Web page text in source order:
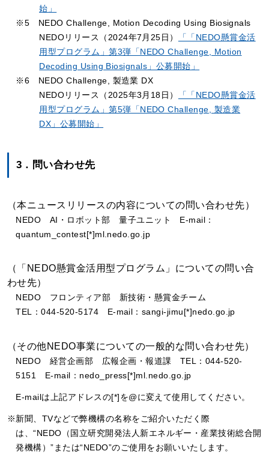
始」
※5 NEDO Challenge, Motion Decoding Using Biosignals
NEDOリリース（2024年7月25日）
「「NEDO懸賞金活
用型プログラム」第3弾「NEDO Challenge, Motion
Decoding Using Biosignals」公募開始」
※6 NEDO Challenge, 製造業 DX
NEDOリリース（2025年3月18日）
「「NEDO懸賞金活
用型プログラム」第5弾「NEDO Challenge, 製造業
DX」公募開始」
3．問い合わせ先
（本ニュースリリースの内容についての問い合わせ先）
NEDO AI・ロボット部 量子ユニット E-mail：
quantum_contest[*]ml.nedo.go.jp
（「NEDO懸賞金活用型プログラム」についての問い合
わせ先）
NEDO フロンティア部 新技術・懸賞金チーム
TEL：044-520-5174 E-mail：sangi-jimu[*]nedo.go.jp
（その他NEDO事業についての一般的な問い合わせ先）
NEDO 経営企画部 広報企画・報道課 TEL：044-520-
5151 E-mail：nedo_press[*]ml.nedo.go.jp
E-mailは上記アドレスの[*]を@に変えて使用してください。
※新聞、TVなどで弊機構の名称をご紹介いただく際
は、“NEDO（国立研究開発法人新エネルギー・産業技術総合開
発機構）”または“NEDO”のご使用をお願いいたします。